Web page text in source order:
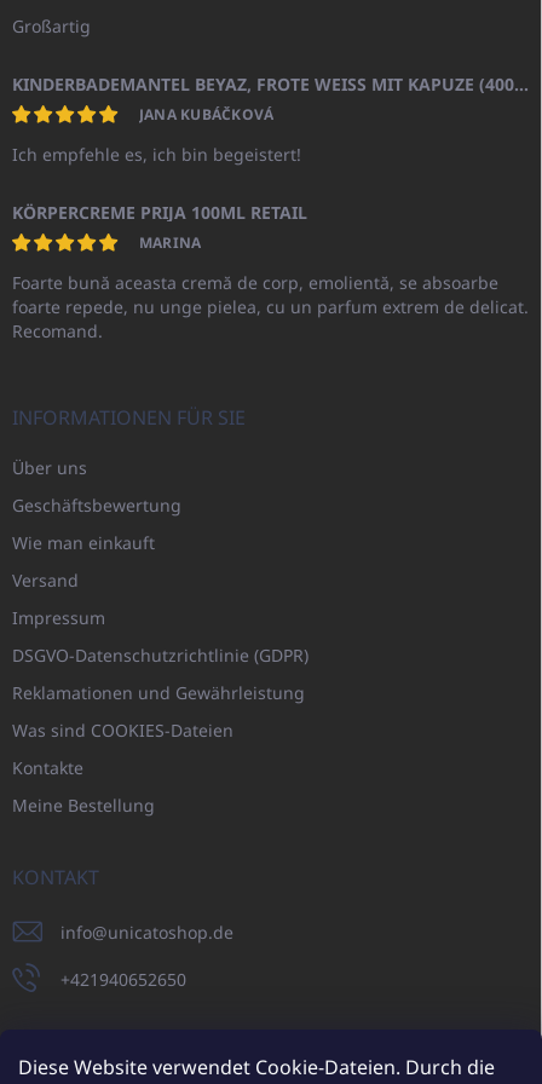
Diese Website verwendet Cookie-Dateien. Durch die
Großartig
KINDERBADEMANTEL BEYAZ, FROTE WEISS MIT KAPUZE (400GR)
JANA KUBÁČKOVÁ
Ich empfehle es, ich bin begeistert!
KÖRPERCREME PRIJA 100ML RETAIL
MARINA
Foarte bună aceasta cremă de corp, emolientă, se absoarbe
foarte repede, nu unge pielea, cu un parfum extrem de delicat.
Recomand.
INFORMATIONEN FÜR SIE
Über uns
Geschäftsbewertung
Wie man einkauft
Versand
Impressum
DSGVO-Datenschutzrichtlinie (GDPR)
Reklamationen und Gewährleistung
Was sind COOKIES-Dateien
Kontakte
Meine Bestellung
KONTAKT
info@unicatoshop.de
+421940652650